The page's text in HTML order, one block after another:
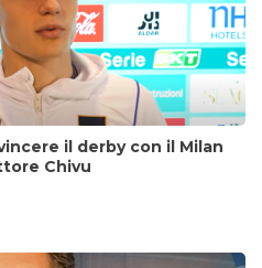
il derby con il Milan
Chivu